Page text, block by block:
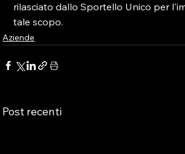
rilasciato dallo Sportello Unico per
tale scopo.
Aziende
Post recenti